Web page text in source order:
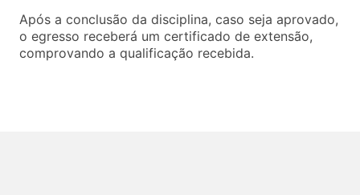
Após a conclusão da disciplina, caso seja aprovado,
o egresso receberá um certificado de extensão,
comprovando a qualificação recebida.